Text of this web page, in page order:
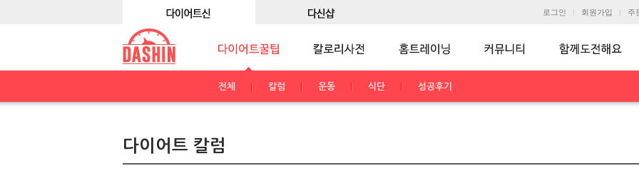
로그인 회원가입 주
전체 칼럼 운동 식단 성공후기
다이어트 칼럼